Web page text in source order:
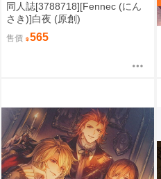
同人誌[3788718][Fennec (にん
さき)]白夜 (原創)
售價 565